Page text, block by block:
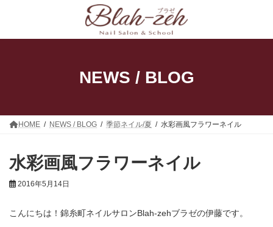
ン
ー
NEWS / BLOG
HOME NEWS / BLOG 季節ネイル/夏 水彩画風フラワーネイル
水彩画風フラワーネイル
2016年5月14日
こんにちは！錦糸町ネイルサロンBlah-zehブラゼの伊藤です。